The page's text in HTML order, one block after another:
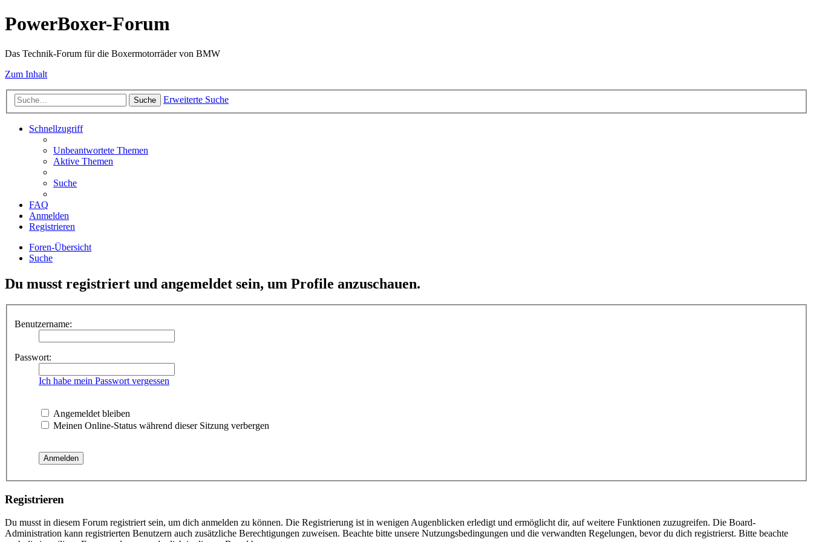
PowerBoxer-Forum
Das Technik-Forum für die Boxermotorräder von BMW
Zum Inhalt
Suche Erweiterte Suche
Schnellzugriff
Unbeantwortete Themen
Aktive Themen
Suche
FAQ
Anmelden
Registrieren
Foren-Übersicht
Suche
Du musst registriert und angemeldet sein, um Profile anzuschauen.
Benutzername:
Passwort:
Ich habe mein Passwort vergessen
Angemeldet bleiben
Meinen Online-Status während dieser Sitzung verbergen
Registrieren
Du musst in diesem Forum registriert sein, um dich anmelden zu können. Die Registrierung ist in wenigen Augenblicken erledigt und ermöglicht dir, auf weitere Funktionen zuzugreifen. Die Board-
Administration kann registrierten Benutzern auch zusätzliche Berechtigungen zuweisen. Beachte bitte unsere Nutzungsbedingungen und die verwandten Regelungen, bevor du dich registrierst. Bitte beachte